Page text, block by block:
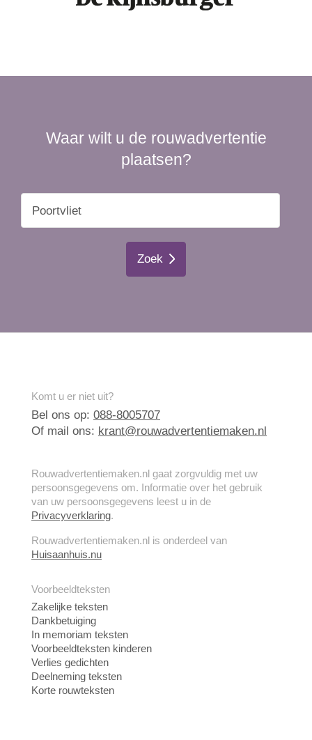
Waar wilt u de rouwadvertentie
plaatsen?
Zoek
Komt u er niet uit?
Bel ons op: 088-8005707
Of mail ons: krant@rouwadvertentiemaken.nl
Rouwadvertentiemaken.nl gaat zorgvuldig met uw
persoonsgegevens om. Informatie over het gebruik
van uw persoonsgegevens leest u in de
Privacyverklaring.
Rouwadvertentiemaken.nl is onderdeel van
Huisaanhuis.nu
Voorbeeldteksten
Zakelijke teksten
Dankbetuiging
In memoriam teksten
Voorbeeldteksten kinderen
Verlies gedichten
Deelneming teksten
Korte rouwteksten